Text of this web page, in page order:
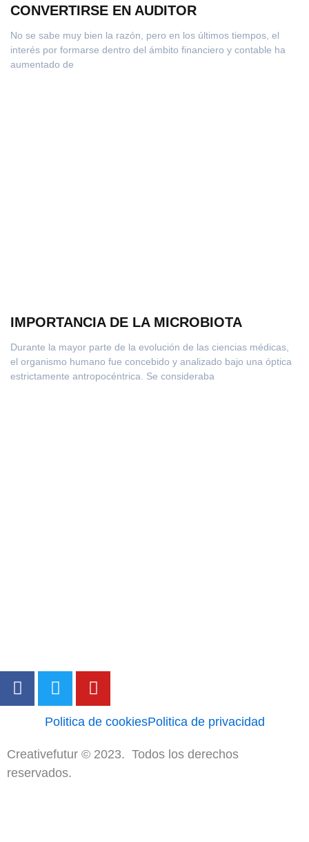
CONVERTIRSE EN AUDITOR
No se sabe muy bien la razón, pero en los últimos tiempos, el
interés por formarse dentro del ámbito financiero y contable ha
aumentado de
IMPORTANCIA DE LA MICROBIOTA
Durante la mayor parte de la evolución de las ciencias médicas,
el organismo humano fue concebido y analizado bajo una óptica
estrictamente antropocéntrica. Se consideraba
F
a
b
o
o
T
w
t
t
e
r
Y
o
u
t
u
b
Politica de cookiesPolitica de privacidad
Creativefutur © 2023. Todos los derechos
reservados.